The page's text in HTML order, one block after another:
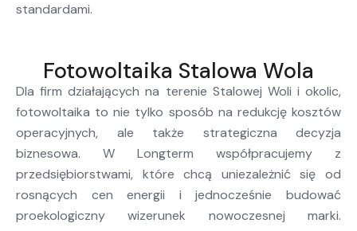
standardami.
Fotowoltaika Stalowa Wola
Dla firm działających na terenie Stalowej Woli i okolic,
fotowoltaika to nie tylko sposób na redukcję kosztów
operacyjnych, ale także strategiczna decyzja
biznesowa. W Longterm współpracujemy z
przedsiębiorstwami, które chcą uniezależnić się od
rosnących cen energii i jednocześnie budować
proekologiczny wizerunek nowoczesnej marki.